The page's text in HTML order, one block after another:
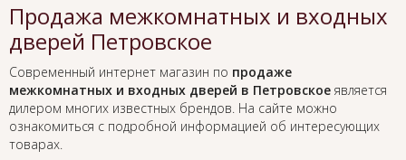
Продажа межкомнатных и входных
дверей Петровское
Современный интернет магазин по продаже
межкомнатных и входных дверей в Петровское является
дилером многих известных брендов. На сайте можно
ознакомиться с подробной информацией об интересующих
товарах.